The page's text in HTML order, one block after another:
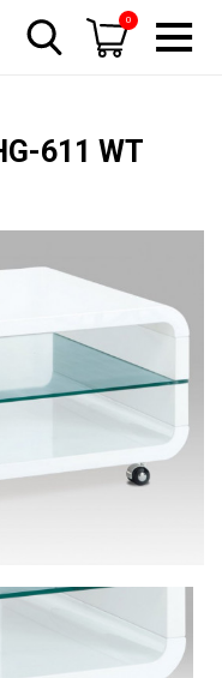
0
611 WT